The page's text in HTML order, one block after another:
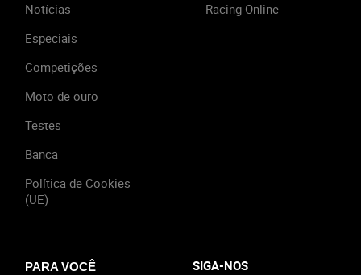
Notícias
Especiais
Competições
Moto de ouro
Testes
Banca
Política de Cookies
(UE)
Racing Online
PARA VOCÊ SIGA-NOS